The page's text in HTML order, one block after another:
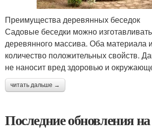
Преимущества деревянных беседок
Садовые беседки можно
деревянного массива. Оба материала
количество положительных свойств.
не наносит вред здоровью и
читать дальше →
Последние обновления на